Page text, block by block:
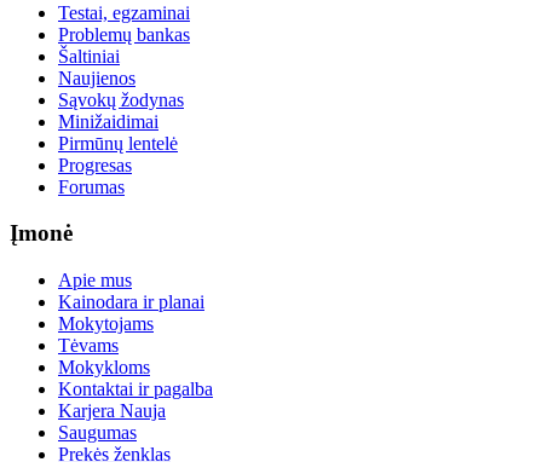
Testai, egzaminai
Problemų bankas
Šaltiniai
Naujienos
Sąvokų žodynas
Minižaidimai
Pirmūnų lentelė
Progresas
Forumas
Įmonė
Apie mus
Kainodara ir planai
Mokytojams
Tėvams
Mokykloms
Kontaktai ir pagalba
Karjera Nauja
Saugumas
Prekės ženklas